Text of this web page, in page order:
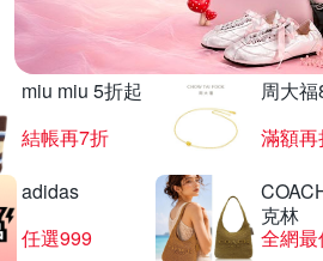
miu miu 5折起
結帳再7折
周大
滿額
adidas
任選999
克林